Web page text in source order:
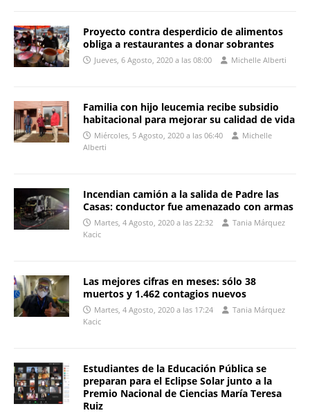
Proyecto contra desperdicio de alimentos
obliga a restaurantes a donar sobrantes
Jueves, 6 Agosto, 2020 a las 08:00 Michelle Alberti
Familia con hijo leucemia recibe subsidio
habitacional para mejorar su calidad de vida
Miércoles, 5 Agosto, 2020 a las 06:40
Michelle
Alberti
Incendian camión a la salida de Padre las
Casas: conductor fue amenazado con armas
Martes, 4 Agosto, 2020 a las 22:32
Tania Márquez
Kacic
Las mejores cifras en meses: sólo 38
muertos y 1.462 contagios nuevos
Martes, 4 Agosto, 2020 a las 17:24
Tania Márquez
Kacic
Estudiantes de la Educación Pública se
preparan para el Eclipse Solar junto a la
Premio Nacional de Ciencias María Teresa
Ruiz